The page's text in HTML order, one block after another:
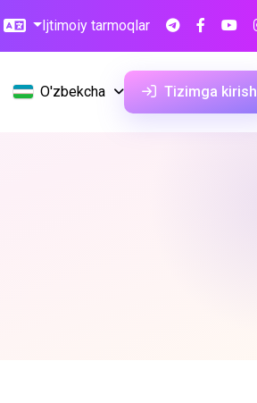
Ijtimoiy tarmoqlar
O'zbekcha Tizimga kirish